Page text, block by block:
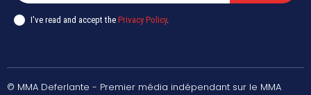
I've read and accept the Privacy Policy.
© MMA Deferlante - Premier média indépendant sur le MMA